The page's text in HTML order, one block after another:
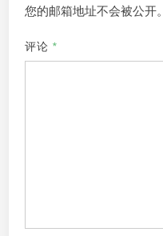
您的邮箱地址不会被公开。
评论 *